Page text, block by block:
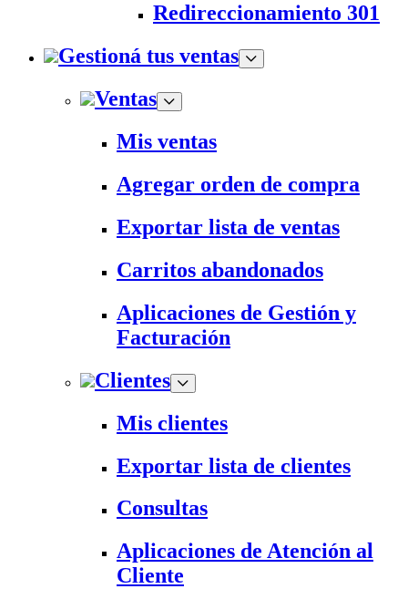
Redireccionamiento 301
Gestioná tus ventas
Ventas
Mis ventas
Agregar orden de compra
Exportar lista de ventas
Carritos abandonados
Aplicaciones de Gestión y
Facturación
Clientes
Mis clientes
Exportar lista de clientes
Consultas
Aplicaciones de Atención al
Cliente